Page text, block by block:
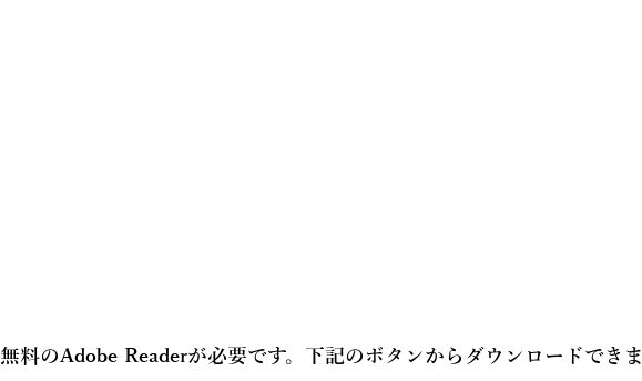
料のAdobe Readerが必要です。下記のボタンからダウンロードできま